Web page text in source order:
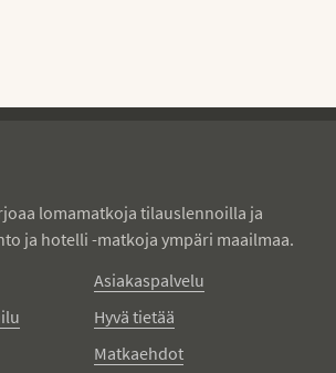
lomamatkoja tilauslennoilla ja
ja hotelli -matkoja ympäri maailmaa.
Asiakaspalvelu
Hyvä tietää
Matkaehdot